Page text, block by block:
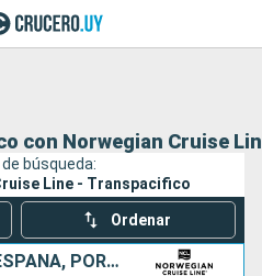
con Norwegian Cruise
búsqueda:
Line - Transpacifico
Ordenar
REINO UNIDO, FRANCIA, ESPAÑA, PORTUGAL, BAHAMAS, ESTADOS UNIDOS